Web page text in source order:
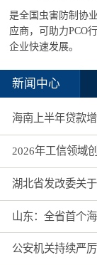
是全国虫害防制协
应商，可助力PCO
企业快速发展。
新闻中心
2026年工信领域